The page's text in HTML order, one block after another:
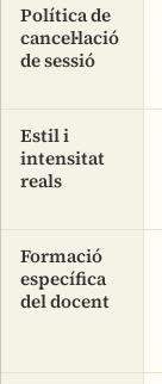
Política de
cancel·lació
de sessió
Estil i
intensitat
reals
Formació
específica
del docent